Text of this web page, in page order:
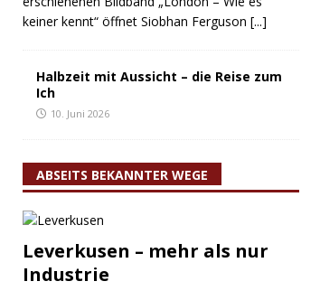
keiner kennt“ öffnet Siobhan Ferguson [...]
Halbzeit mit Aussicht – die Reise zum
Ich
10. Juni 2026
ABSEITS BEKANNTER WEGE
Leverkusen – mehr als nur
Industrie